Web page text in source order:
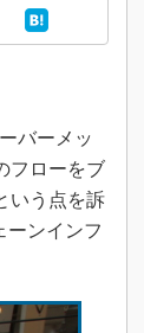
バーメッ
フローをブ
いう点を訴
ーンインフ